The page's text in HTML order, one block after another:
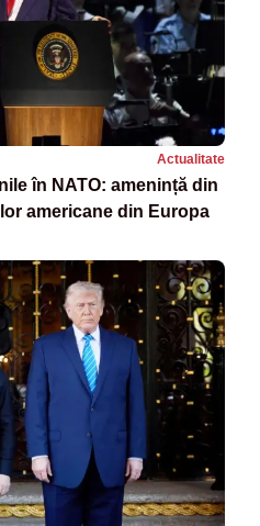
Actualitate
în NATO: amenință din
americane din Europa